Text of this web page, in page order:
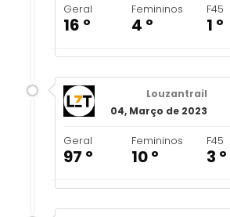
Geral
16 º
Femininos
4 º
F45
1 º
Louzantrail
04, Março de 2023
Geral
97 º
Femininos
10 º
F45
3 º